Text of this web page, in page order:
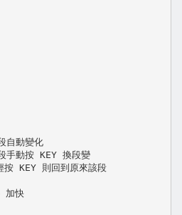
動變化
動按 KEY 換段變
KEY 則回到原來該段
加快